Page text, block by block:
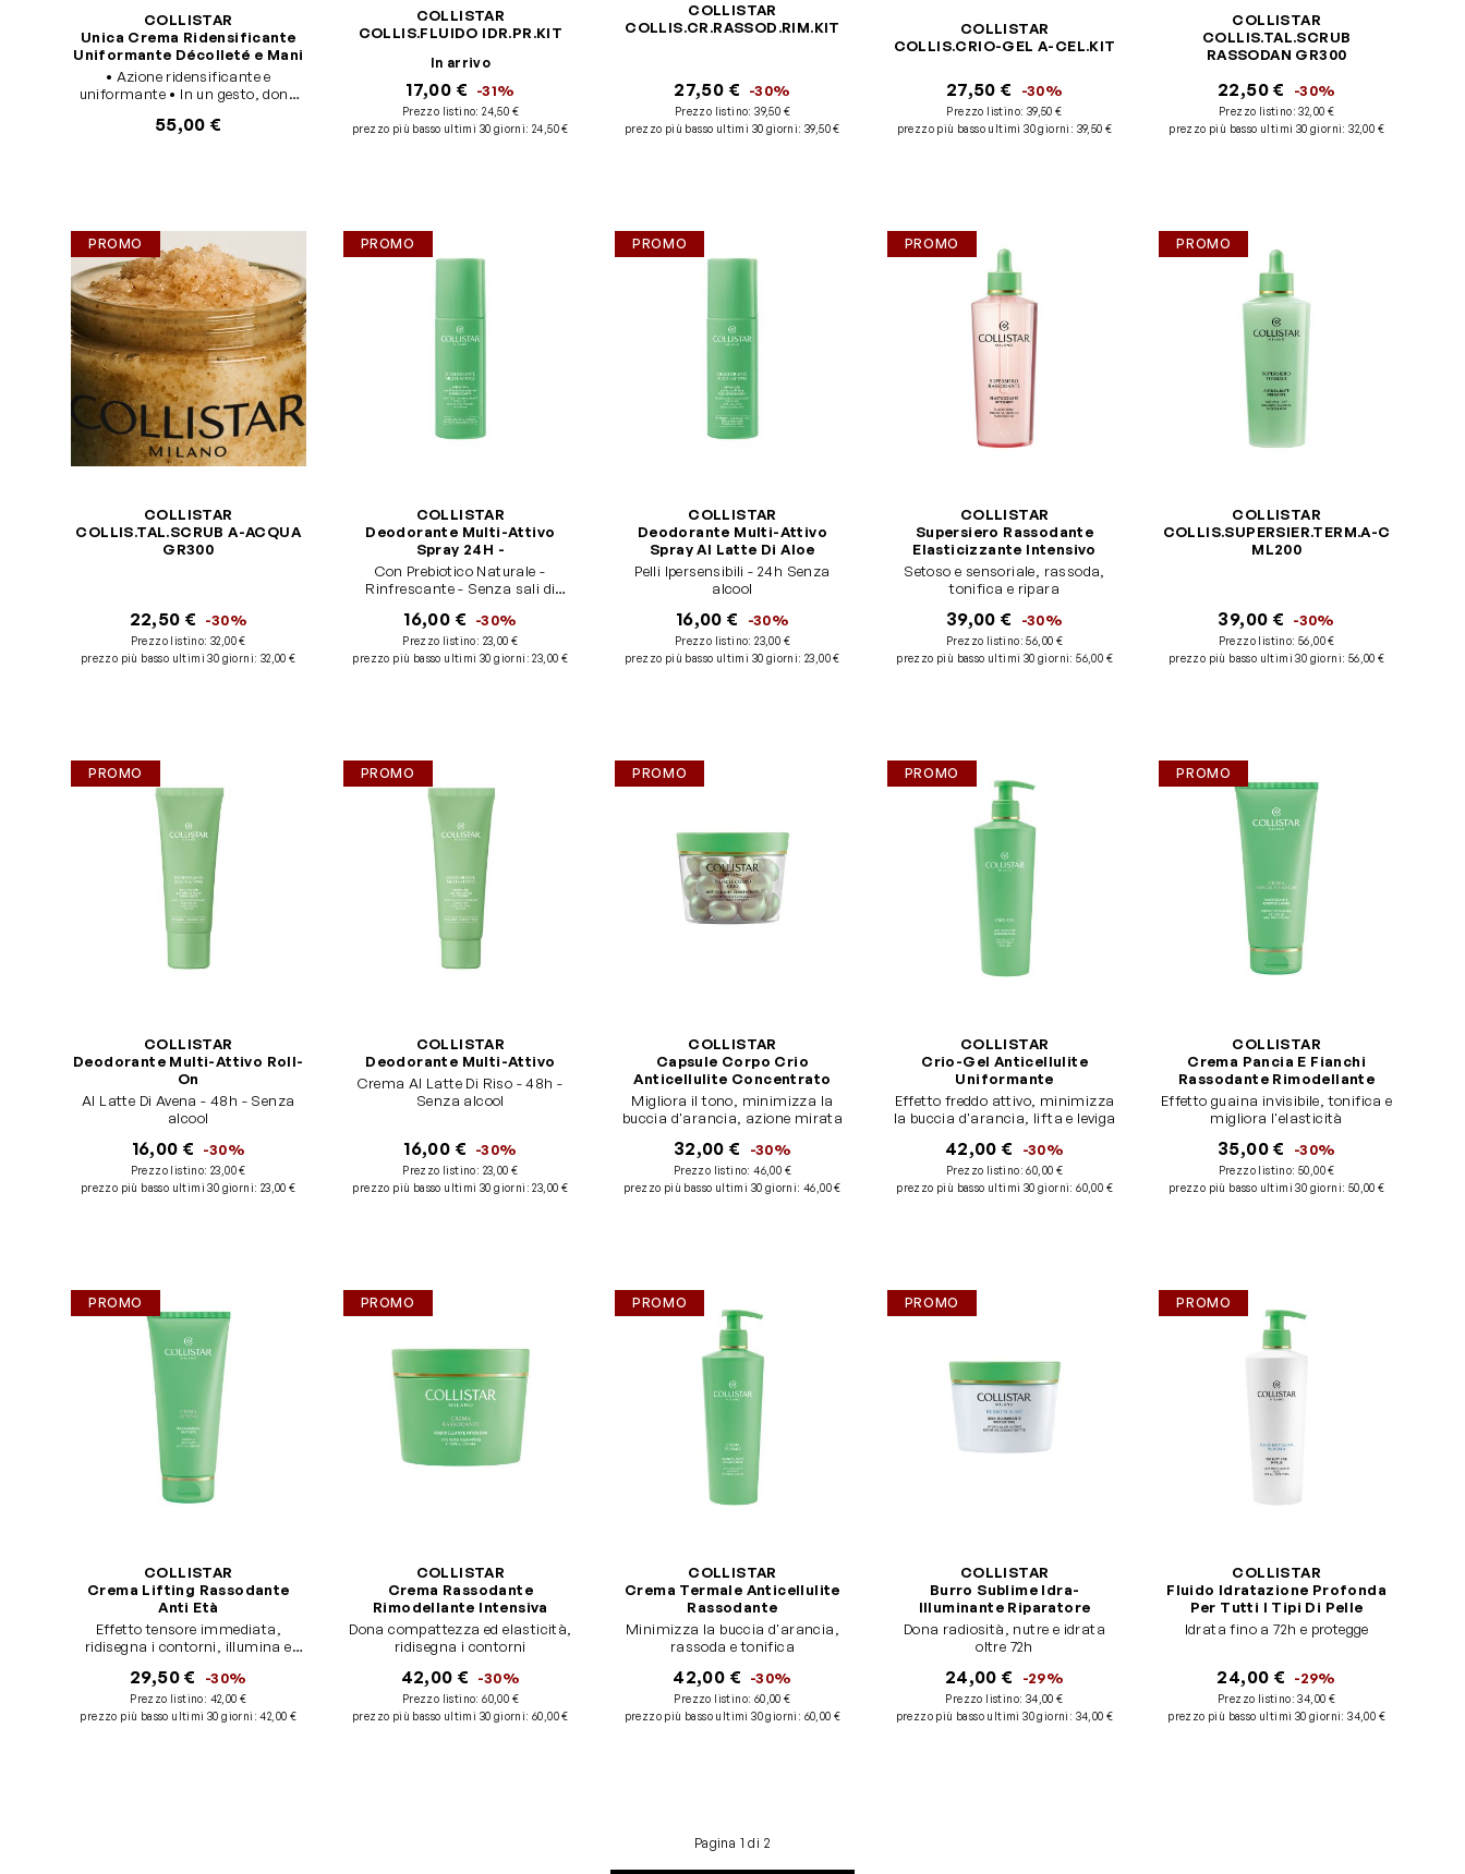
COLLISTAR
Unica Crema Ridensificante
Uniformante Décolleté e Mani
• Azione ridensificante e
uniformante • In un gesto, dona
quotidiana • Con SPF 30 e
Dermatologicamente testato
55,00 €
COLLISTAR
COLLIS.FLUIDO IDR.PR.KIT
In arrivo
17,00 € -31%
Prezzo listino:24,50 €
prezzo più basso ultimi 30 giorni: 24,50 €
COLLISTAR
COLLIS.CR.RASSOD.RIM.KIT
27,50 € -30%
Prezzo listino:39,50 €
prezzo più basso ultimi 30 giorni:39,50 €
COLLISTAR
COLLIS.CRIO-GEL A-CEL.KIT
27,50 € -30%
Prezzo listino: 39,50 €
prezzo più basso ultimi 30 giorni : 39,50 €
COLLISTAR
COLLIS.TAL.SCRUB
RASSODAN GR300
22,50 € -30%
Prezzo listino:32,00 €
prezzo più basso ultimi 30 giorni:32,00 €
PROMO
COLLISTAR
COLLIS.TAL.SCRUB A-ACQUA
GR300
22,50 € -30%
Prezzo listino:32,00 €
prezzo più basso ultimi 30 giorni: 32,00 €
PROMO
COLLISTAR
Deodorante Multi-Attivo
Spray 24H -
Con Prebiotico Naturale -
Rinfrescante - Senza sali di
16,00 € -30%
Prezzo listino: 23,00 €
prezzo più basso ultimi 30 giorni :23,00 €
PROMO
COLLISTAR
Deodorante Multi-Attivo
Spray Al Latte Di Aloe
Pelli Ipersensibili - 24h Senza
alcool
16,00 € -30%
Prezzo listino:23,00 €
prezzo più basso ultimi 30 giorni:23,00 €
PROMO
COLLISTAR
Supersiero Rassodante
Elasticizzante Intensivo
Setoso e sensoriale, rassoda,
tonifica e ripara
39,00 € -30%
Prezzo listino:56,00 €
prezzo più basso ultimi 30 giorni:56,00 €
PROMO
COLLISTAR
COLLIS.SUPERSIER.TERM.A-C
ML200
39,00 € -30%
Prezzo listino: 56,00 €
prezzo più basso ultimi 30 giorni: 56,00 €
PROMO
COLLISTAR
Deodorante Multi-Attivo Roll-
On
Al Latte Di Avena - 48h - Senza
alcool
16,00 € -30%
Prezzo listino:23,00 €
prezzo più basso ultimi 30 giorni: 23,00 €
PROMO
COLLISTAR
Deodorante Multi-Attivo
Crema Al Latte Di Riso - 48h -
Senza alcool
16,00 € -30%
Prezzo listino: 23,00 €
prezzo più basso ultimi 30 giorni :23,00 €
PROMO
COLLISTAR
Capsule Corpo Crio
Anticellulite Concentrato
Migliora il tono, minimizza la
buccia d'arancia, azione mirata
32,00 € -30%
Prezzo listino:46,00 €
prezzo più basso ultimi 30 giorni:46,00 €
PROMO
COLLISTAR
Crio-Gel Anticellulite
Uniformante
Effetto freddo attivo, minimizza
la buccia d'arancia, lifta e leviga
42,00 € -30%
Prezzo listino:60,00 €
prezzo più basso ultimi 30 giorni:60,00 €
PROMO
COLLISTAR
Crema Pancia E Fianchi
Rassodante Rimodellante
Effetto guaina invisibile, tonifica e
migliora l'elasticità
35,00 € -30%
Prezzo listino: 50,00 €
prezzo più basso ultimi 30 giorni: 50,00 €
PROMO
COLLISTAR
Crema Lifting Rassodante
Anti Età
Effetto tensore immediata,
ridisegna i contorni, illumina e
29,50 € -30%
Prezzo listino: 42,00 €
prezzo più basso ultimi 30 giorni :42,00 €
PROMO
COLLISTAR
Crema Rassodante
Rimodellante Intensiva
Dona compattezza ed elasticità,
ridisegna i contorni
42,00 € -30%
Prezzo listino:60,00 €
prezzo più basso ultimi 30 giorni: 60,00 €
PROMO
COLLISTAR
Crema Termale Anticellulite
Rassodante
Minimizza la buccia d'arancia,
rassoda e tonifica
42,00 € -30%
Prezzo listino: 60,00 €
prezzo più basso ultimi 30 giorni : 60,00 €
PROMO
COLLISTAR
Burro Sublime Idra-
Illuminante Riparatore
Dona radiosità, nutre e idrata
oltre 72h
24,00 € -29%
Prezzo listino: 34,00 €
prezzo più basso ultimi 30 giorni : 34,00 €
PROMO
COLLISTAR
Fluido Idratazione Profonda
Per Tutti I Tipi Di Pelle
Idrata fino a 72h e protegge
24,00 € -29%
Prezzo listino:34,00 €
prezzo più basso ultimi 30 giorni:34,00 €
Pagina 1 di 2